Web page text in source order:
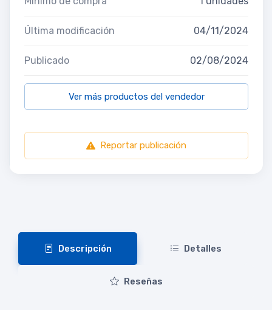
Última modificación 04/11/2024
Publicado 02/08/2024
Ver más productos del vendedor
Reportar publicación
Descripción Detalles
Reseñas